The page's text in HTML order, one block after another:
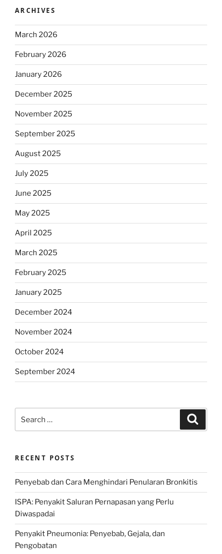
ARCHIVES
March 2026
February 2026
January 2026
December 2025
November 2025
September 2025
August 2025
July 2025
June 2025
May 2025
April 2025
March 2025
February 2025
January 2025
December 2024
November 2024
October 2024
September 2024
for:
RECENT POSTS
Penyebab dan Cara Menghindari Penularan Bronkitis
ISPA: Penyakit Saluran Pernapasan yang Perlu
Diwaspadai
Penyakit Pneumonia: Penyebab, Gejala, dan
Pengobatan